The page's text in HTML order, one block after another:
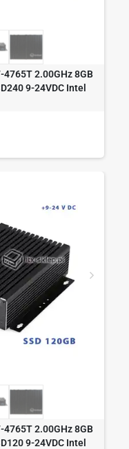
2.00GHz 8GB
9-24VDC Intel
2.00GHz 8GB
9-24VDC Intel